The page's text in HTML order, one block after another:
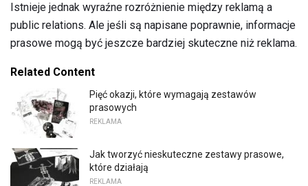
Istnieje jednak wyraźne rozróżnienie między reklamą a
public relations. Ale jeśli są napisane poprawnie, informacje
prasowe mogą być jeszcze bardziej skuteczne niż reklama.
Related Content
Pięć okazji, które wymagają zestawów
prasowych
REKLAMA
Jak tworzyć nieskuteczne zestawy prasowe,
które działają
REKLAMA